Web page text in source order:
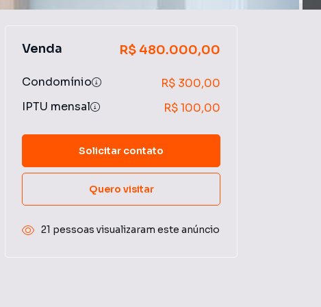
Venda R$ 480.000,00
Condomínio
R$ 300,00
IPTU mensal
R$ 100,00
Solicitar contato
Quero visitar
21 pessoas visualizaram este anúncio